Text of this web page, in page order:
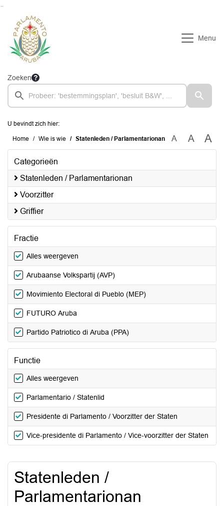
Menu
Zoeken
U bevindt zich hier:
Home Wie is wie Statenleden / Parlamentarionan A A A
Categorieën
Statenleden / Parlamentarionan
Voorzitter
Griffier
Fractie
Alles weergeven
Arubaanse Volkspartij (AVP)
Movimiento Electoral di Pueblo (MEP)
FUTURO Aruba
Partido Patriotico di Aruba (PPA)
Functie
Alles weergeven
Parlamentario / Statenlid
Presidente di Parlamento / Voorzitter der Staten
Vice-presidente di Parlamento / Vice-voorzitter der Staten
Statenleden /
Parlamentarionan